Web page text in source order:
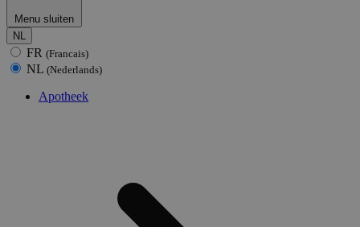
Menu sluiten
NL
FR (Francais)
NL (Nederlands)
Apotheek